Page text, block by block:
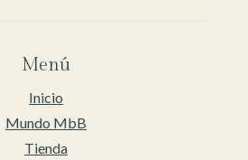
Menú
Inicio
Mundo MbB
Tienda